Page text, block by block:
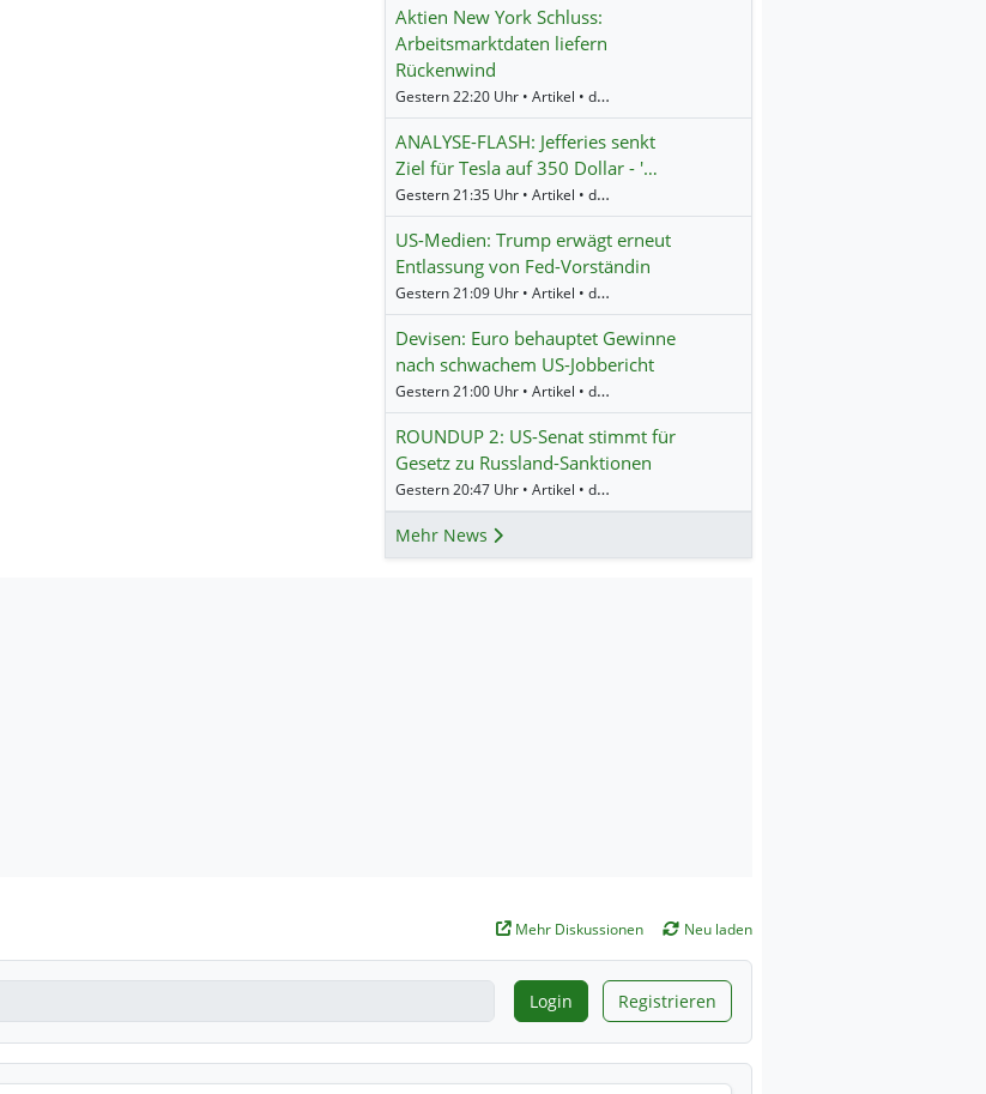
Aktien New York Schluss:
Arbeitsmarktdaten liefern
Rückenwind
Gestern 22:20 Uhr • Artikel • dpa-AFX
ANALYSE-FLASH: Jefferies senkt
Ziel für Tesla auf 350 Dollar - '…
Gestern 21:35 Uhr • Artikel • dpa-AFX
US-Medien: Trump erwägt erneut
Entlassung von Fed-Vorständin
Gestern 21:09 Uhr • Artikel • dpa-AFX
Devisen: Euro behauptet Gewinne
nach schwachem US-Jobbericht
Gestern 21:00 Uhr • Artikel • dpa-AFX
ROUNDUP 2: US-Senat stimmt für
Gesetz zu Russland-Sanktionen
Gestern 20:47 Uhr • Artikel • dpa-AFX
Mehr News
Mehr Diskussionen Neu laden
Login Registrieren